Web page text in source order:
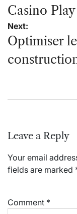
Casino Play
Next:
Optimiser
Leave a Reply
Your email
fields are marked
Comment *